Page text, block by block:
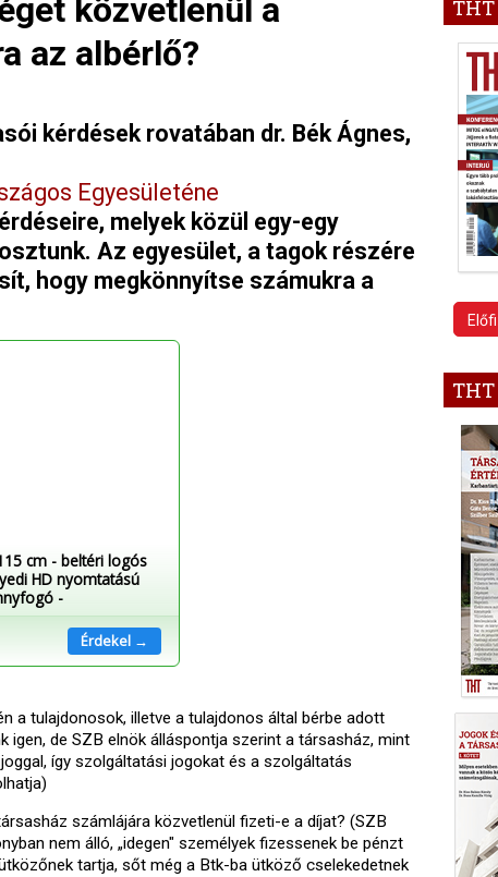
közvetlenül a
az albérlő?
kérdések rovatában dr. Bék Ágnes,
Egyesületéne
melyek közül egy-egy
Az egyesület, a tagok részére
hogy megkönnyítse számukra a
cm - beltéri logós
HD nyomtatású
-
Érdekel →
a tulajdonosok, illetve a tulajdonos által bérbe adott
igen, de SZB elnök álláspontja szerint a társasház, mint
így szolgáltatási jogokat és a szolgáltatás
számlájára közvetlenül fizeti-e a díjat? (SZB
nem álló, „idegen" személyek fizessenek be pénzt
tartja, sőt még a Btk-ba ütköző cselekedetnek